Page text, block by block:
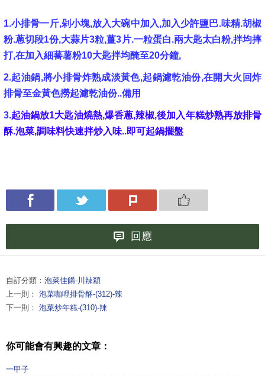
1.小排骨一斤,剁小塊,放入大碗中加入,加入少許鹽巴.味精.胡椒
粉.蔥切段1份,大蒜片3粒,薑3片.一粒蛋白.兩大匙太白粉,拌均摔
打,在加入細蕃薯粉10大匙拌均醃至20分鐘,
2.起油鍋,將小排骨炸熟成淡黃色,起鍋濾乾油份,在開大火回炸
排骨至金黃色撈起濾乾油份..備用
3.起油鍋放1大匙油燒熱,爆香蔥,辣椒,後加入年糕炒熟再放排骨
酥.泡菜,調味料快速拌炒入味..即可起鍋擺盤
回應
自訂分類： 泡菜佳餚-川辣纇
上一則： 泡菜咖哩排骨酥-(312)-辣
下一則： 泡菜炒年糕-(310)-辣
你可能會有興趣的文章：
一甲子